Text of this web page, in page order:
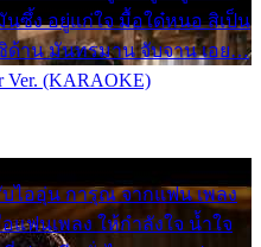
นซึ้ง อยู่แก่ใจ มื้อใด๋หนอ สิเป็น
ซิด้าน มันทรมาน จับจาน เอย…
Ver. (KARAOKE)
ไออุ่น การุณ จากแฟน เพลง
แฟนเพลง ให้กำลังใจ น้ำใจ